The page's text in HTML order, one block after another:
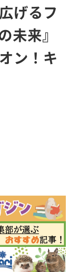
げるフ
未来』
ン！キ